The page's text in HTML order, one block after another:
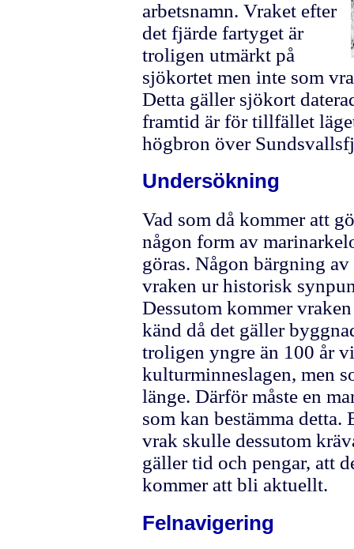
arbetsnamn. Vraket efter
det fjärde fartyget är
troligen utmärkt på
sjökortet men inte som
Detta gäller sjökort
framtid är för tillfället
högbron över
Undersökning
Vad som då kommer att
någon form av
göras. Någon bärgning
vraken ur historisk
Dessutom kommer
känd då det gäller
troligen yngre än 100 år
kulturminneslagen, men
länge. Därför måste en
som kan bestämma detta.
vrak skulle dessutom
gäller tid och pengar, att
kommer att bli aktuellt.
Felnavigering